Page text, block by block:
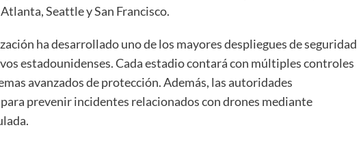
Seattle y San Francisco.
ha desarrollado uno de los mayores despliegues de seguridad
estadounidenses. Cada estadio contará con múltiples controles
avanzados de protección. Además, las autoridades
prevenir incidentes relacionados con drones mediante